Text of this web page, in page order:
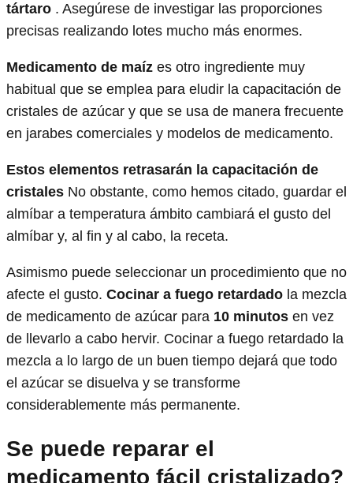
tártaro . Asegúrese de investigar las proporciones
precisas realizando lotes mucho más enormes.
Medicamento de maíz es otro ingrediente muy
habitual que se emplea para eludir la capacitación de
cristales de azúcar y que se usa de manera frecuente
en jarabes comerciales y modelos de medicamento.
Estos elementos retrasarán la capacitación de
cristales No obstante, como hemos citado, guardar el
almíbar a temperatura ámbito cambiará el gusto del
almíbar y, al fin y al cabo, la receta.
Asimismo puede seleccionar un procedimiento que no
afecte el gusto. Cocinar a fuego retardado la mezcla
de medicamento de azúcar para 10 minutos en vez
de llevarlo a cabo hervir. Cocinar a fuego retardado la
mezcla a lo largo de un buen tiempo dejará que todo
el azúcar se disuelva y se transforme
considerablemente más permanente.
Se puede reparar el
medicamento fácil cristalizado?